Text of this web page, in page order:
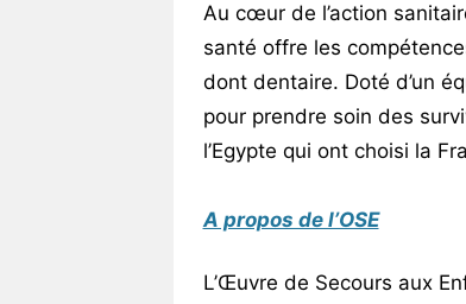
Au cœur de l’action
santé offre les
dont dentaire. Doté d’un
pour prendre soin des
l’Egypte qui ont choisi la
A propos de l’OSE
L’Œuvre de Secours aux